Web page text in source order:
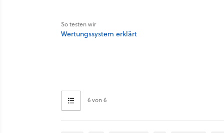
So testen wir
Wertungssystem erklärt
6 von 6